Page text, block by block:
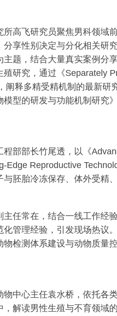
所高飞研究员聚焦男科领域
分享性别决定与分化相关研
主题，结合大量真实案例分
殖研究，通过《Separately
阐释多精受精机制的最新研
模型的研发与功能机制研究
程部部长竹尾透，以《
Edge Reproductive
胚胎冷冻保存、体外受精
任常在，结合一线工作经
化管理经验，引发现场热议
物检测体系建设与动物质量
物中心主任袁水桥，依托各
，解读男性生殖与不育领域